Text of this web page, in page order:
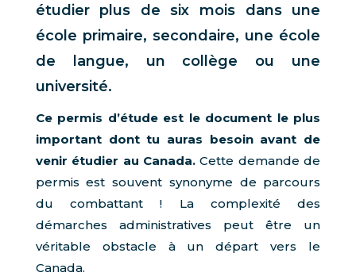
étudier plus de six mois dans une
école primaire, secondaire, une école
de langue, un collège ou une
université.
Ce permis d’étude est le document le plus
important dont tu auras besoin avant de
venir étudier au Canada. Cette demande de
permis est souvent synonyme de parcours
du combattant ! La complexité des
démarches administratives peut être un
véritable obstacle à un départ vers le
Canada.